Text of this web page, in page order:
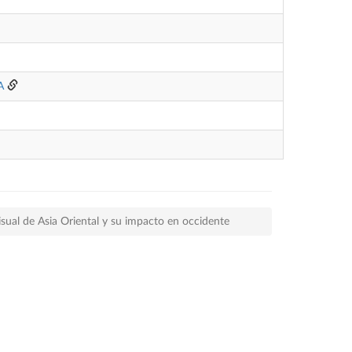
de Asia Oriental y su impacto en occidente